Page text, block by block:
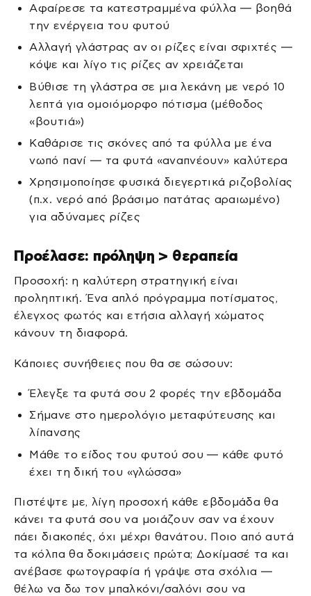
Αφαίρεσε τα κατεστραμμένα φύλλα — βοηθά
την ενέργεια του φυτού
Αλλαγή γλάστρας αν οι ρίζες είναι σφιχτές —
κόψε και λίγο τις ρίζες αν χρειάζεται
Βύθισε τη γλάστρα σε μια λεκάνη με νερό 10
λεπτά για ομοιόμορφο πότισμα (μέθοδος
«βουτιά»)
Καθάρισε τις σκόνες από τα φύλλα με ένα
νωπό πανί — τα φυτά «αναπνέουν» καλύτερα
Χρησιμοποίησε φυσικά διεγερτικά ριζοβολίας
(π.χ. νερό από βράσιμο πατάτας αραιωμένο)
για αδύναμες ρίζες
Προέλασε: πρόληψη > θεραπεία
Προσοχή: η καλύτερη στρατηγική είναι
προληπτική. Ένα απλό πρόγραμμα ποτίσματος,
έλεγχος φωτός και ετήσια αλλαγή χώματος
κάνουν τη διαφορά.
Κάποιες συνήθειες που θα σε σώσουν:
Έλεγξε τα φυτά σου 2 φορές την εβδομάδα
Σήμανε στο ημερολόγιο μεταφύτευσης και
λίπανσης
Μάθε το είδος του φυτού σου — κάθε φυτό
έχει τη δική του «γλώσσα»
Πιστέψτε με, λίγη προσοχή κάθε εβδομάδα θα
κάνει τα φυτά σου να μοιάζουν σαν να έχουν
πάει διακοπές, όχι μέχρι θανάτου. Ποιο από αυτά
τα κόλπα θα δοκιμάσεις πρώτα; Δοκίμασέ τα και
ανέβασε φωτογραφία ή γράψε στα σχόλια —
θέλω να δω τον μπαλκόνι/σαλόνι σου να